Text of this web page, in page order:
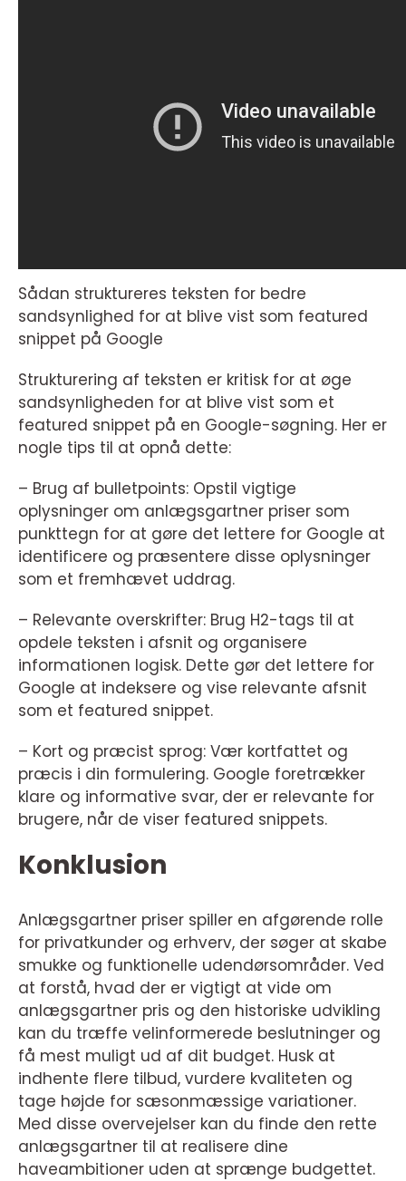
Sådan struktureres teksten for bedre
sandsynlighed for at blive vist som featured
snippet på Google
Strukturering af teksten er kritisk for at øge
sandsynligheden for at blive vist som et
featured snippet på en Google-søgning. Her er
nogle tips til at opnå dette:
– Brug af bulletpoints: Opstil vigtige
oplysninger om anlægsgartner priser som
punkttegn for at gøre det lettere for Google at
identificere og præsentere disse oplysninger
som et fremhævet uddrag.
– Relevante overskrifter: Brug H2-tags til at
opdele teksten i afsnit og organisere
informationen logisk. Dette gør det lettere for
Google at indeksere og vise relevante afsnit
som et featured snippet.
– Kort og præcist sprog: Vær kortfattet og
præcis i din formulering. Google foretrækker
klare og informative svar, der er relevante for
brugere, når de viser featured snippets.
Konklusion
Anlægsgartner priser spiller en afgørende rolle
for privatkunder og erhverv, der søger at skabe
smukke og funktionelle udendørsområder. Ved
at forstå, hvad der er vigtigt at vide om
anlægsgartner pris og den historiske udvikling
kan du træffe velinformerede beslutninger og
få mest muligt ud af dit budget. Husk at
indhente flere tilbud, vurdere kvaliteten og
tage højde for sæsonmæssige variationer.
Med disse overvejelser kan du finde den rette
anlægsgartner til at realisere dine
haveambitioner uden at sprænge budgettet.